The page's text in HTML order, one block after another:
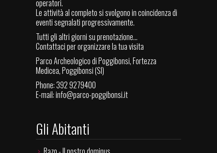
operatori.
Le attività al completo si svolgono in coincidenza di
eventi segnalati progressivamente.
Tutti gli altri giorni su prenotazione...
Contattaci per organizzare la tua visita
Parco Archeologico di Poggibonsi, Fortezza
Medicea, Poggibonsi (SI)
Phone: 392 9279400
E-mail:info@parco-poggibonsi.it
Gli Abitanti